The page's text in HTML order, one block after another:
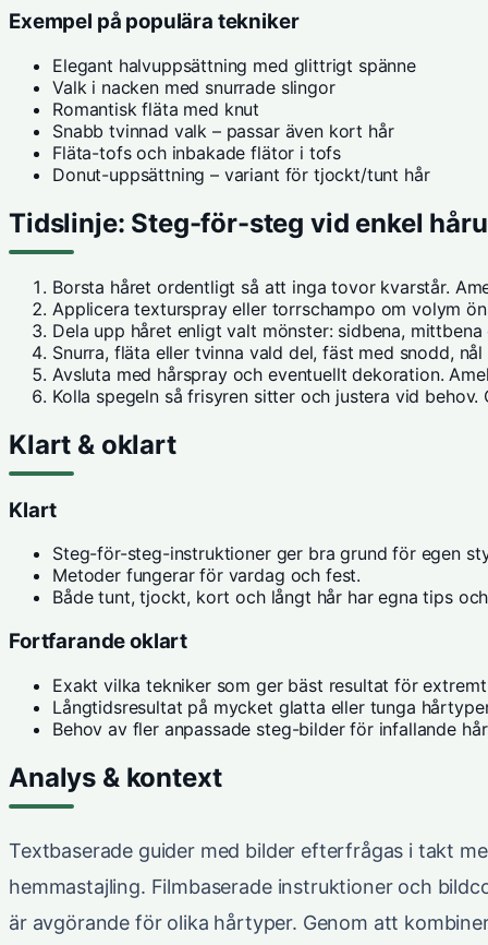
Exempel på populära tekniker
Elegant halvuppsättning med glittrigt spänne
Valk i nacken med snurrade slingor
Romantisk fläta med knut
Snabb tvinnad valk – passar även kort hår
Fläta-tofs och inbakade flätor i tofs
Donut-uppsättning – variant för tjockt/tunt hår
Tidslinje: Steg-för-steg vid enkel
Borsta håret ordentligt så att inga tovor kvarstår.
Applicera texturspray eller torrschampo om volym
Dela upp håret enligt valt mönster: sidbena,
Snurra, fläta eller tvinna vald del, fäst med snodd,
Avsluta med hårspray och eventuellt dekoration.
Kolla spegeln så frisyren sitter och justera vid
Klart & oklart
Klart
Steg-för-steg-instruktioner ger bra grund för egen
Metoder fungerar för vardag och fest.
Både tunt, tjockt, kort och långt hår har egna tips
Fortfarande oklart
Exakt vilka tekniker som ger bäst resultat för
Långtidsresultat på mycket glatta eller tunga
Behov av fler anpassade steg-bilder för infallande
Analys & kontext
Textbaserade guider med bilder efterfrågas i takt
hemmastajling. Filmbaserade instruktioner och
är avgörande för olika hårtyper. Genom att